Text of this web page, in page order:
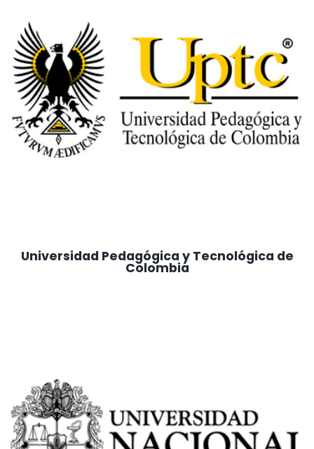
Universidad Pedagógica y Tecnológica de
Colombia